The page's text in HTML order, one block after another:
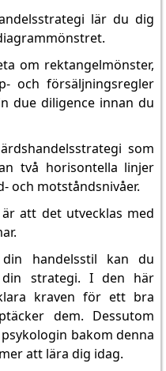
lär du dig
om rektangelmönster,
och försäljningsregler
due diligence innan du
som
två horisontella linjer
och motståndsnivåer.
att det utvecklas med
handelsstil kan du
din strategi. I den här
kraven för ett bra
dem. Dessutom
bakom denna
att lära dig idag.